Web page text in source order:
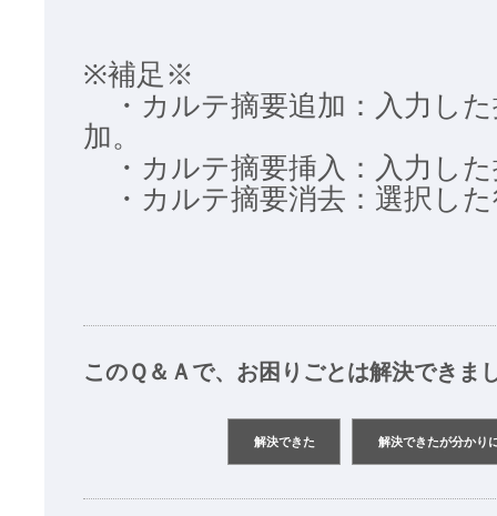
※補足※
・カルテ摘要追加：入力し
加。
・カルテ摘要挿入：入力し
・カルテ摘要消去：選択し
このＱ＆Ａで、お困りごとは解決できま
解決できた 解決できたが分かり